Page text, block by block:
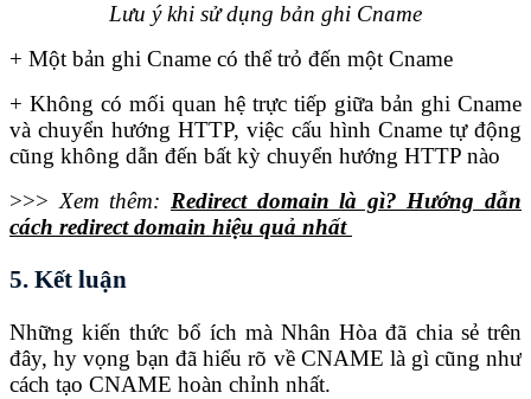
Lưu ý khi sử dụng bản ghi Cname
+ Một bản ghi Cname có thể trỏ đến một Cname
+ Không có mối quan hệ trực tiếp giữa bản ghi Cname
và chuyển hướng HTTP, việc cấu hình Cname tự động
cũng không dẫn đến bất kỳ chuyển hướng HTTP nào
>>>Xem thêm: Redirect domain là gì? Hướng dẫn
cách redirect domain hiệu quả nhất
5. Kết luận
Những kiến thức bổ ích mà Nhân Hòa đã chia sẻ trên
đây, hy vọng bạn đã hiểu rõ về CNAME là gì cũng như
cách tạo CNAME hoàn chỉnh nhất.